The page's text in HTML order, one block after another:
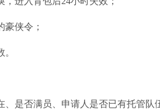
侠令；
是否满员、申请人是否已有托管队